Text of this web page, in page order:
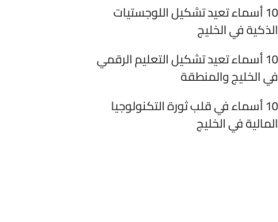
10 أسماء تعيد تشكيل اللوجستيات
الذكية في الخليج
10 أسماء تعيد تشكيل التعليم الرقمي
في الخليج والمنطقة
10 أسماء في قلب ثورة التكنولوجيا
المالية في الخليج